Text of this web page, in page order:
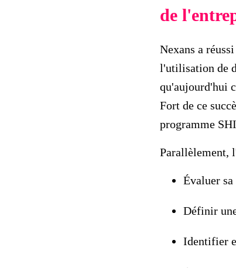
de
Nexans a
l'utilisation de
qu'aujourd'hui
Fort de ce
programme
Parallèlement,
Évaluer
Définir
Identifier